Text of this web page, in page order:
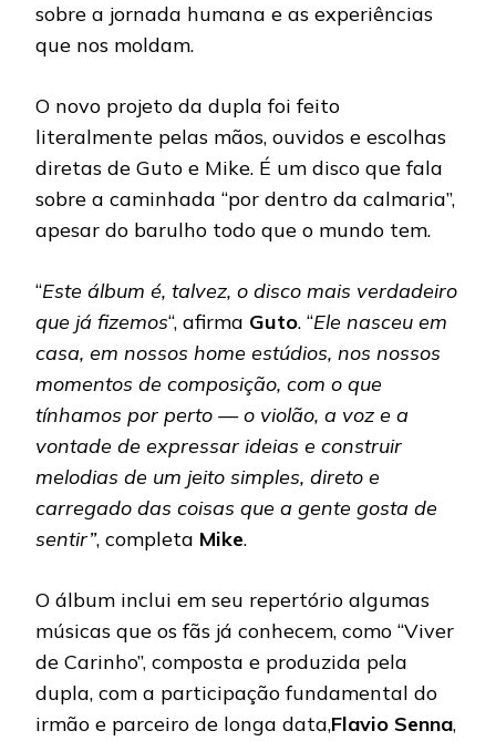
sobre a jornada humana e as experiências
que nos moldam.
O novo projeto da dupla foi feito
literalmente pelas mãos, ouvidos e escolhas
diretas de Guto e Mike. É um disco que fala
sobre a caminhada “por dentro da calmaria”,
apesar do barulho todo que o mundo tem.
“Este álbum é, talvez, o disco mais verdadeiro
que já fizemos“, afirma Guto. “Ele nasceu em
casa, em nossos home estúdios, nos nossos
momentos de composição, com o que
tínhamos por perto — o violão, a voz e a
vontade de expressar ideias e construir
melodias de um jeito simples, direto e
carregado das coisas que a gente gosta de
sentir”, completa Mike.
O álbum inclui em seu repertório algumas
músicas que os fãs já conhecem, como “Viver
de Carinho”, composta e produzida pela
dupla, com a participação fundamental do
irmão e parceiro de longa data,Flavio Senna,